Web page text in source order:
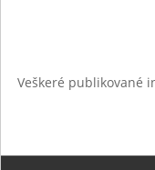
Veškeré publikované